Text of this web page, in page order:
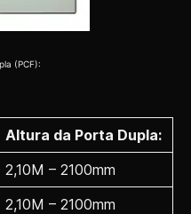
(PCF):
Altura da Porta Dupla:
2,10M – 2100mm
2,10M – 2100mm